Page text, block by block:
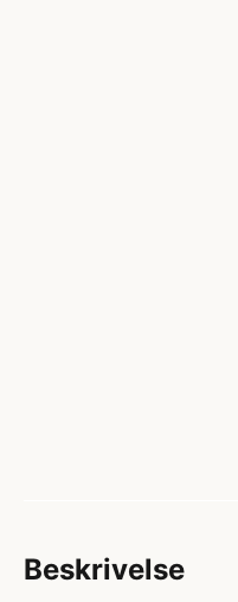
Beskrivelse